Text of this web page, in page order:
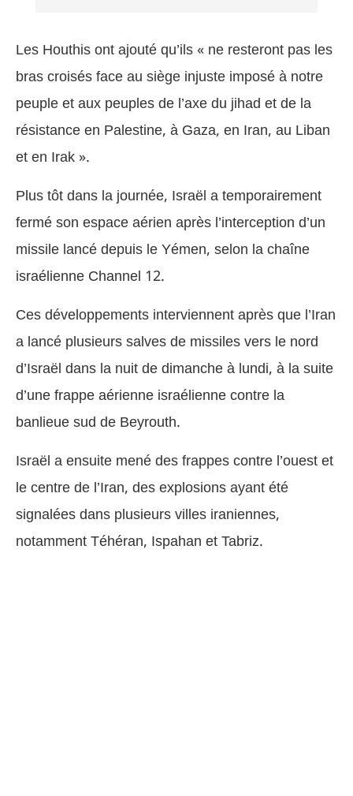
Les Houthis ont ajouté qu’ils « ne resteront pas les
bras croisés face au siège injuste imposé à notre
peuple et aux peuples de l’axe du jihad et de la
résistance en Palestine, à Gaza, en Iran, au Liban
et en Irak ».
Plus tôt dans la journée, Israël a temporairement
fermé son espace aérien après l’interception d’un
missile lancé depuis le Yémen, selon la chaîne
israélienne Channel 12.
Ces développements interviennent après que l’Iran
a lancé plusieurs salves de missiles vers le nord
d’Israël dans la nuit de dimanche à lundi, à la suite
d’une frappe aérienne israélienne contre la
banlieue sud de Beyrouth.
Israël a ensuite mené des frappes contre l’ouest et
le centre de l’Iran, des explosions ayant été
signalées dans plusieurs villes iraniennes,
notamment Téhéran, Ispahan et Tabriz.